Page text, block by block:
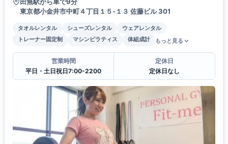
田無駅から車で9分
東京都小金井市中町４丁目１５-１３ 佐藤ビル 301
タオルレンタル シューズレンタル
ウェアレンタル
トレーナー固定制
マシンピラティス 体組成計 もっと見る
営業時間
平日・土日祝日7:00-2200
定休日
定休日なし